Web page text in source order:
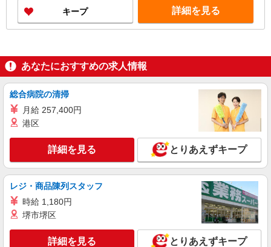
キープ 詳細を見る
あなたにおすすめの求人情報
総合病院の清掃
月給 257,400円
港区
詳細を見る とりあえずキープ
レジ・商品陳列スタッフ
時給 1,180円
堺市堺区
詳細を見る とりあえずキープ